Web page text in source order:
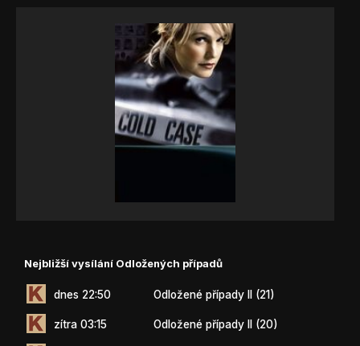
Nejbližší vysílání Odložených případů
dnes 22:50 Odložené případy II (21)
zítra 03:15 Odložené případy II (20)